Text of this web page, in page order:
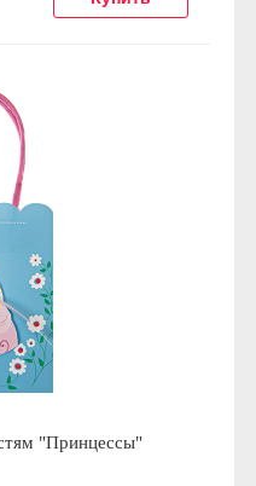
"Принцессы"